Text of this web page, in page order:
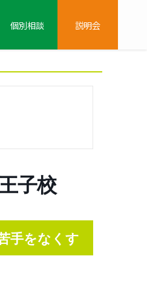
個別相談
説明会
子校
手をなくす